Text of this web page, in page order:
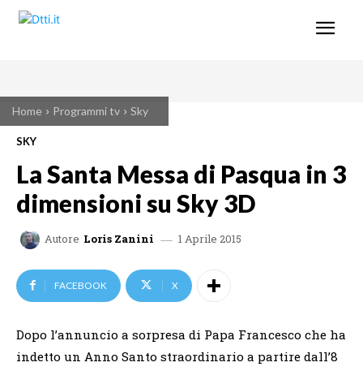
Home Programmi tv Sky
SKY
La Santa Messa di Pasqua in 3
dimensioni su Sky 3D
Autore Loris Zanini 1 Aprile 2015
FACEBOOK X
Dopo l’annuncio a sorpresa di Papa Francesco che ha
indetto un Anno Santo straordinario a partire dall’8